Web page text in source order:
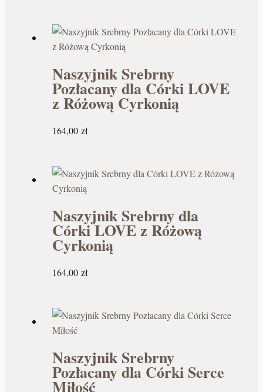
Naszyjnik Srebrny
Pozłacany dla Córki LOVE
z Różową Cyrkonią
164,00 zł
Naszyjnik Srebrny dla
Córki LOVE z Różową
Cyrkonią
164,00 zł
Naszyjnik Srebrny
Pozłacany dla Córki Serce
Miłość